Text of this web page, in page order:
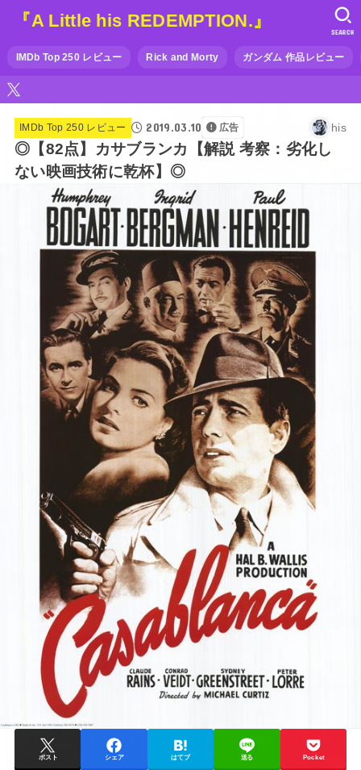
『A Little his REDEMPTION.』
IMDb Top 250 レビュー Rick and Morty ガンダム 作品レビュー
SEARCH
IMDb Top 250 レビュー 2019.03.10 広告 his
◎【82点】カサブランカ【解説 考察：劣化し
ない映画技術に乾杯】◎
ポスト シェア はてブ 送る Pocket